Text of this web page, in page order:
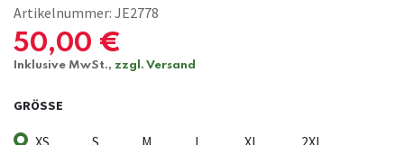
Artikelnummer: JE2778
50,00 €
Inklusive MwSt., zzgl. Versand
GRÖSSE
XS S M L XL 2XL